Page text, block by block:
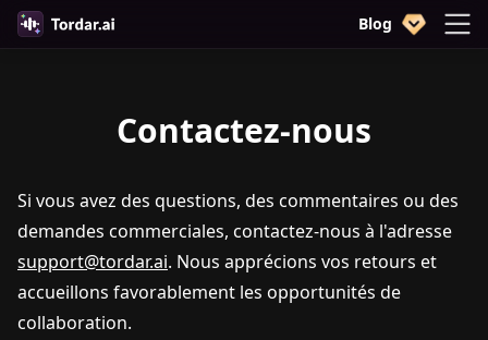
Blog
Contactez-nous
Si vous avez des questions, des commentaires ou des
demandes commerciales, contactez-nous à l'adresse
support@tordar.ai. Nous apprécions vos retours et
accueillons favorablement les opportunités de
collaboration.